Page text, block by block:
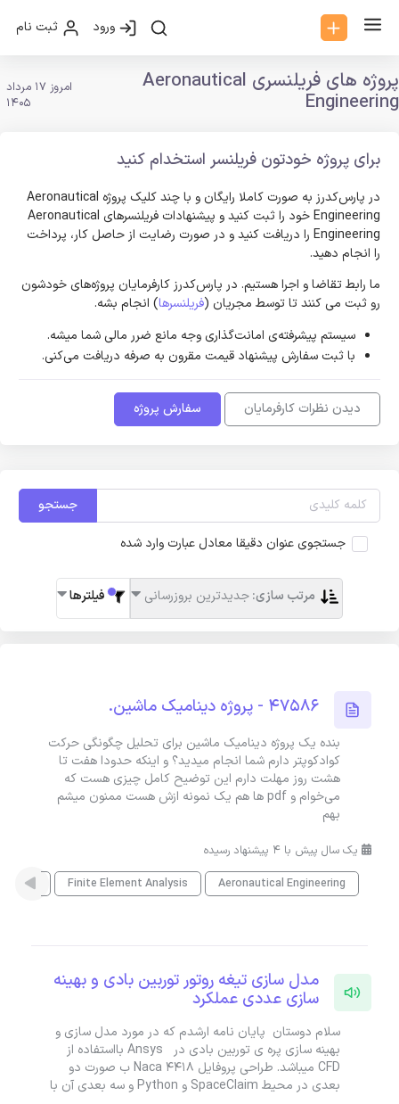
ورود ثبت نام
پروژه های فریلنسری Aeronautical
Engineering
امروز 17 مرداد
1405
برای پروژه خودتون فریلنسر استخدام کنید
در پارس‌کدرز به صورت کاملا رایگان و با چند کلیک پروژه Aeronautical
Engineering خود را ثبت کنید و پیشنهادات فریلنسر‌های Aeronautical
Engineering را دریافت کنید و در صورت رضایت از حاصل کار، پرداخت
را انجام دهید.
ما رابط تقاضا و اجرا هستیم. در پارس‌کدرز کارفرمایان پروژه‌های خودشون
رو ثبت می کنند تا توسط مجریان (فریلنسرها) انجام بشه.
سیستم پیشرفته‌ی امانت‌گذاری وجه مانع ضرر مالی شما میشه.
با ثبت سفارش پیشنهاد قیمت مقرون به صرفه دریافت می‌کنی.
دیدن نظرات کارفرمایان سفارش پروژه
جستجو
جستجوی عنوان دقیقا معادل عبارت وارد شده
مرتب سازی:جدیدترین بروزرسانی فیلترها
47586 - پروژه دینامیک ماشین.
بنده یک پروژه دینامیک ماشین برای تحلیل چگونگی حرکت
کوادکوپتر دارم شما انجام میدید؟ و اینکه حدودا هفت تا
هشت روز مهلت دارم این توضیح کامل چیزی هست که
می‌خوام و pdf ها هم یک نمونه ازش هست ممنون میشم
بهم
یک سال پیش با 4 پیشنهاد رسیده
Aeronautical Engineering
Finite Element Analysis
مدل سازی تیغه روتور توربین بادی و بهینه
سازی عددی عملکرد
سلام دوستان پایان نامه ارشدم که در مورد مدل سازی و
بهینه سازی پره ی توربین بادی در Ansys بااستفاده از
CFD میباشد. طراحی پروفایل Naca 4418 ب صورت دو
بعدی در محیط SpaceClaim و Python و سه بعدی آن با